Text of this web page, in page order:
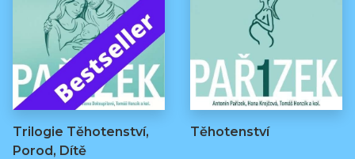
Trilogie Těhotenství,
Porod, Dítě
Těhotenství